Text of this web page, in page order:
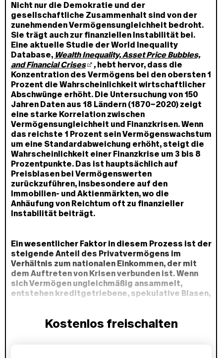
Nicht nur die Demokratie und der
gesellschaftliche Zusammenhalt sind von der
zunehmenden Vermögensungleichheit bedroht.
Sie trägt auch zur finanziellen Instabilität bei.
Eine aktuelle Studie der World Inequality
Database, Wealth Inequality, Asset Price Bubbles,
and Financial Crises
,hebt hervor, dass die
Konzentration des Vermögens bei den obersten 1
Prozent die Wahrscheinlichkeit wirtschaftlicher
Abschwünge erhöht. Die Untersuchung von 150
Jahren Daten aus 18 Ländern (1870–2020) zeigt
eine starke Korrelation zwischen
Vermögensungleichheit und Finanzkrisen. Wenn
das reichste 1 Prozent sein Vermögenswachstum
um eine Standardabweichung erhöht, steigt die
Wahrscheinlichkeit einer Finanzkrise um 3 bis 8
Prozentpunkte. Das ist hauptsächlich auf
Preisblasen bei Vermögenswerten
zurückzuführen, insbesondere auf den
Immobilien- und Aktienmärkten, wo die
Anhäufung von Reichtum oft zu finanzieller
Instabilität beiträgt.
Ein wesentlicher Faktor in diesem Prozess ist der
steigende Anteil des Privatvermögens im
Verhältnis zum nationalen Einkommen, der mit
dem Auftreten von Krisen verbunden ist. Wenn
sich Vermögen ungleichmäßig ansammelt,
entstehen kreditgetriebene, spekulative Blasen,
Blasen platzen, wird das Finanzsystem
Kostenlos freischalten